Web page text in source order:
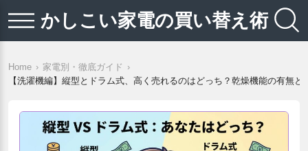
かしこい家電の買い替え術
Home
家電別・徹底ガイド
【洗濯機編】縦型とドラム式、高く売れるのはどっち？乾燥機能の有無と